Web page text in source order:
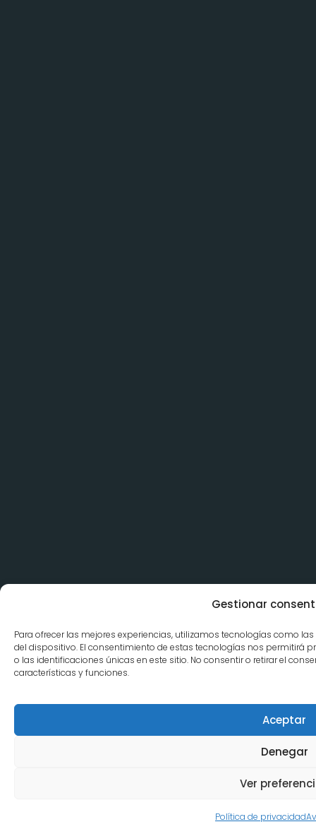
Gestionar
Para ofrecer las mejores experiencias, utilizamos tecnologías como
del dispositivo. El consentimiento de estas tecnologías nos permitirá
o las identificaciones únicas en este sitio. No consentir o retirar el
características y funciones.
Aceptar
Denegar
Ver
Política de privacidad